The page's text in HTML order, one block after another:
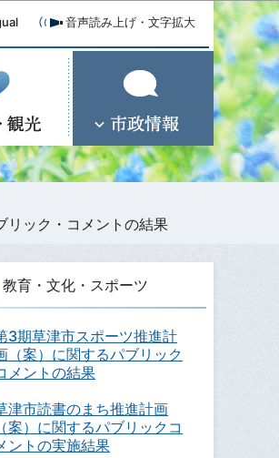
音声読み上げ・文字拡大
リック・コメントの結果
教育・文化・スポーツ
3期草津市スポーツ推進計
（案）に関するパブリック
メントの結果
津市読書のまち推進計画
（案）に関するパブリックコ
ントの実施結果